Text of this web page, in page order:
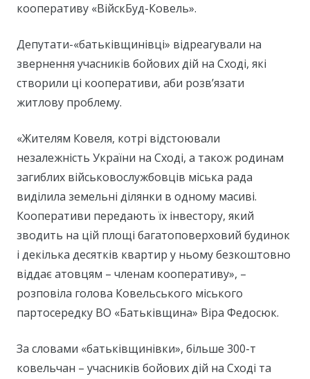
кооперативу «ВійскБуд-Ковель».
Депутати-«батьківщинівці» відреагували на
звернення учасників бойових дій на Сході, які
створили ці кооперативи, аби розв’язати
житлову проблему.
«Жителям Ковеля, котрі відстоювали
незалежність України на Сході, а також родинам
загиблих військовослужбовців міська рада
виділила земельні ділянки в одному масиві.
Кооперативи передають їх інвестору, який
зводить на цій площі багатоповерховий будинок
і декілька десятків квартир у ньому безкоштовно
віддає атовцям – членам кооперативу», –
розповіла голова Ковельського міського
партосередку ВО «Батьківщина» Віра Федосюк.
За словами «батьківщинівки», більше 300-т
ковельчан – учасників бойових дій на Сході та